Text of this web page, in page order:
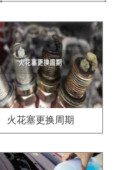
火花塞更换周期